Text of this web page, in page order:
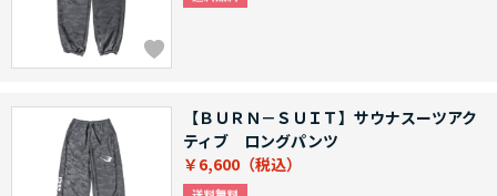
【ＢＵＲＮ－ＳＵＩＴ】サウナスーツアク
ティブ ロングパンツ
￥6,600